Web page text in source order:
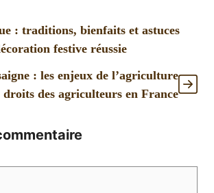
: traditions, bienfaits et astuces
festive réussie
: les enjeux de l’agriculture
des agriculteurs en France